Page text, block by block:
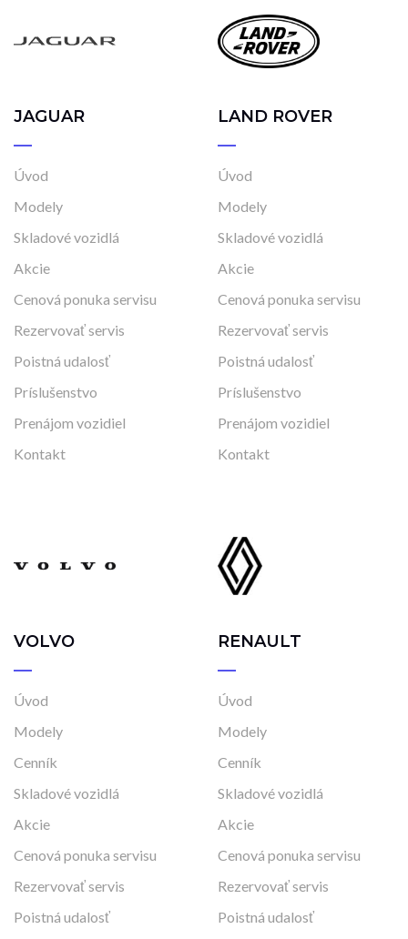
JAGUAR
Úvod
Modely
Skladové vozidlá
Akcie
Cenová ponuka servisu
Rezervovať servis
Poistná udalosť
Príslušenstvo
Prenájom vozidiel
Kontakt
LAND ROVER
Úvod
Modely
Skladové vozidlá
Akcie
Cenová ponuka servisu
Rezervovať servis
Poistná udalosť
Príslušenstvo
Prenájom vozidiel
Kontakt
VOLVO
Úvod
Modely
Cenník
Skladové vozidlá
Akcie
Cenová ponuka servisu
Rezervovať servis
Poistná udalosť
RENAULT
Úvod
Modely
Cenník
Skladové vozidlá
Akcie
Cenová ponuka servisu
Rezervovať servis
Poistná udalosť